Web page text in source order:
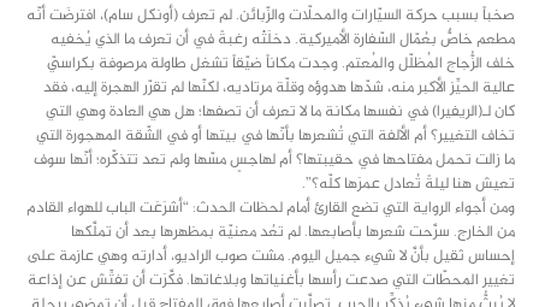
صخباً بسبب حركة السيّارات والمحلّات والزّبائن. لم تعرف (أونكل سام)، افترضَت أنّه
مطعم خاصٌّ بعُمّال السّفارة الأميركية. دخلَتْه رغبةً في أن تعرف ما الذي يُخفيه
خلف الزُّجاج المُظلّل والمُعتم. وجدت مكاناً ضيّقاً تشغل طاولة مرصوفة بكراسيّ
عالية الحيِّز الأكبر منه، شدّها هدوؤه وقلّة مرتاديه، لكنّها لم تقرّر الهجرة إليه، فقد
كان لـ(الريفيرا) في نفسها مكانة ما لا تعرف أن تصفها؛ هل هي العادة وهي التي
تخاف التغيير؟ أم الألفة التي تُشعرها بأنّها في بيتها أو في الشّقة المهجورة التي
ما زالت تحمل مفتاحها في حقيبتها؟ أم لهاجسٍ مسّها ولم تعد تتذكّره؛ أنّها سوف
تعيش هنا ليلةً تُعادل عمرَها كلّه؟”.
ومن أجواء الرواية التي تضع القارئ أمام لحظات الحدث: “أشرَعَت الباب للهواء القادم
من الخارج. سرَّحت شعرها بأصابعها. لم تعُد معنيّة بمظهرها بعد أن تملَّكها
إحساس ثقيل بأنَّ لا شيء جميل اليوم. مشت صوب الراديو، أدارته وهي عازمة على
تغيير المحطّات التي صدعت رأسها بأغنياتها وبلاغاتها. فكَّرَت أن تفتِّش عن إذاعة